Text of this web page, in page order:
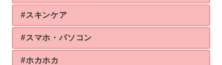
#スキンケア
#スマホ・パソコン
#ホカホカ